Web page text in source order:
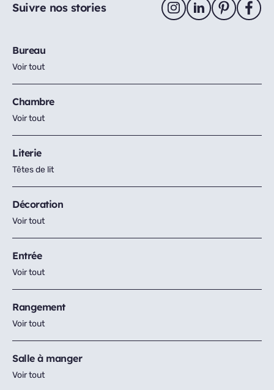
Suivre nos stories
Bureau
Voir tout
Chambre
Voir tout
Literie
Têtes de lit
Décoration
Voir tout
Entrée
Voir tout
Rangement
Voir tout
Salle à manger
Voir tout